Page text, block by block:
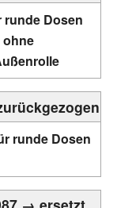
Dosen
ohne
runde Dosen